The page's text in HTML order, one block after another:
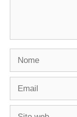
Nome
Email
Sito